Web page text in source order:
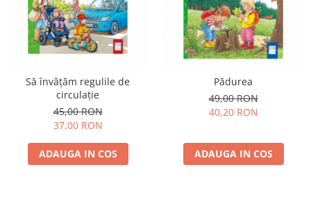
Să învățăm regulile de
circulație
45,00 RON
37,00 RON
ADAUGA IN COS
Pădurea
49,00 RON
40,20 RON
ADAUGA IN COS